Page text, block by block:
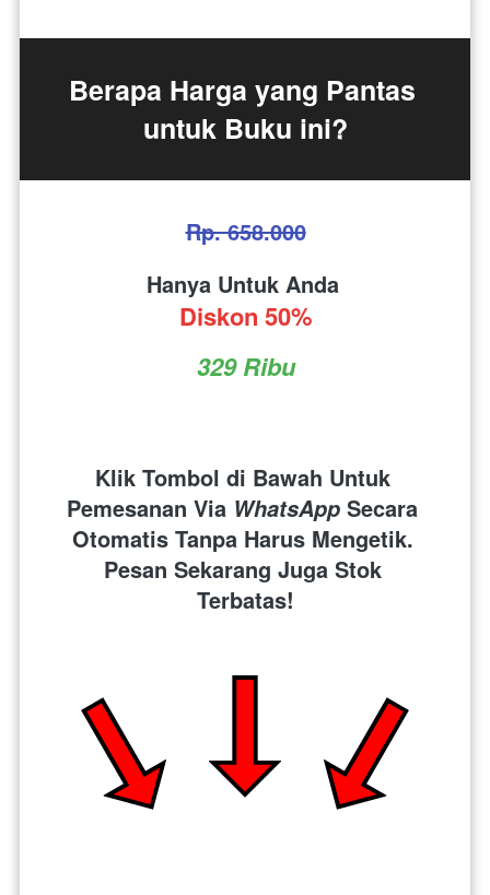
Berapa Harga yang Pantas
untuk Buku ini?
Rp. 658.000
Hanya Untuk Anda
Diskon 50%
329 Ribu
Klik Tombol di Bawah Untuk
Pemesanan Via WhatsApp Secara
Otomatis Tanpa Harus Mengetik.
Pesan Sekarang Juga Stok
Terbatas!